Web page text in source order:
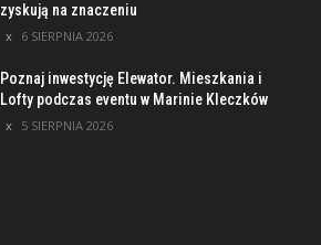
zyskują na znaczeniu
6 SIERPNIA 2026
Poznaj inwestycję Elewator. Mieszkania i
Lofty podczas eventu w Marinie Kleczków
5 SIERPNIA 2026